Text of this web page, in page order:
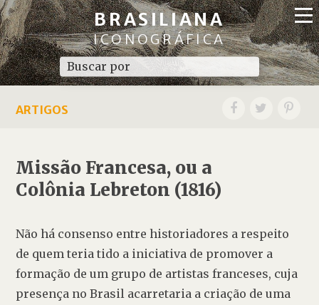
BRASILIANA
ICONOGRÁFICA
ARTIGOS
Missão Francesa, ou a
Colônia Lebreton (1816)
Não há consenso entre historiadores a respeito
de quem teria tido a iniciativa de promover a
formação de um grupo de artistas franceses, cuja
presença no Brasil acarretaria a criação de uma